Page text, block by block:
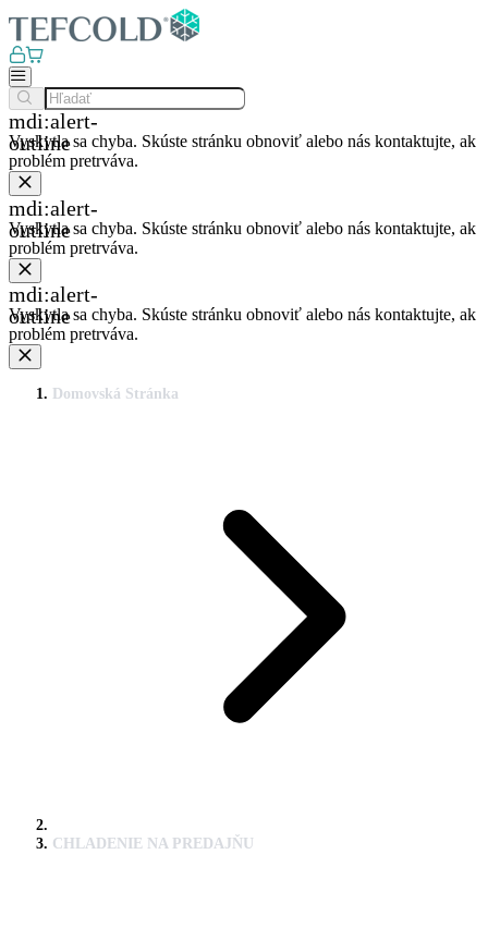
mdi:alert-
outline
Vyskytla sa chyba. Skúste stránku obnoviť alebo nás kontaktujte, ak
problém pretrváva.
mdi:alert-
outline
Vyskytla sa chyba. Skúste stránku obnoviť alebo nás kontaktujte, ak
problém pretrváva.
mdi:alert-
outline
Vyskytla sa chyba. Skúste stránku obnoviť alebo nás kontaktujte, ak
problém pretrváva.
Domovská Stránka
CHLADENIE NA PREDAJŇU